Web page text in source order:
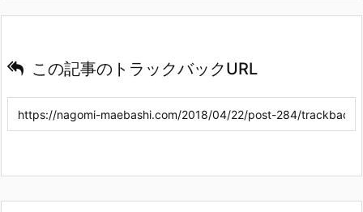
この記事のトラックバックURL